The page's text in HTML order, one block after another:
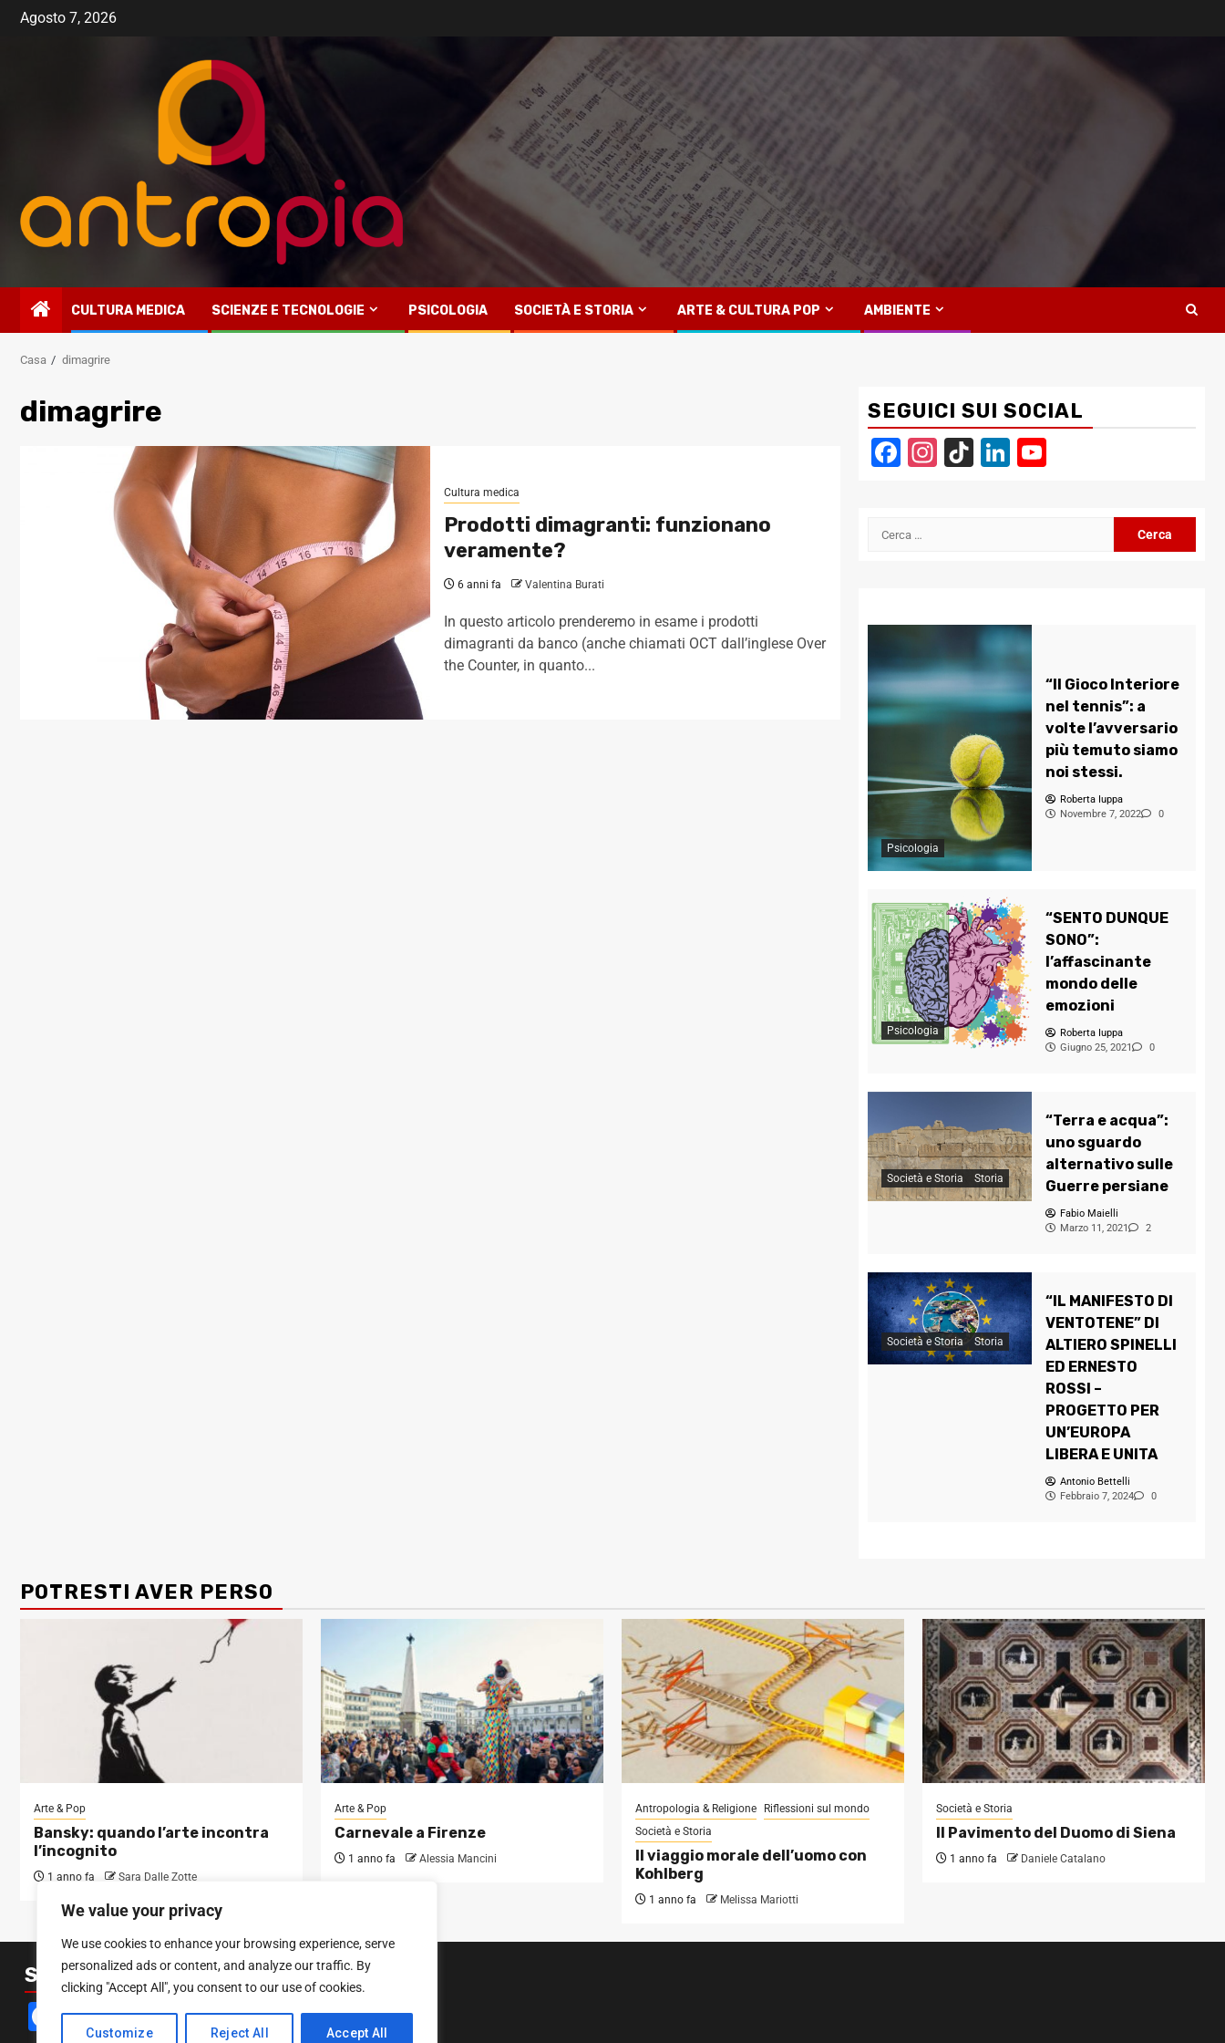
We value your privacy
We use cookies to enhance your browsing experience, serve
personalized ads or content, and analyze our traffic. By
clicking "Accept All", you consent to our use of cookies.
Customize Reject All Accept All
Agosto 7, 2026
CULTURA MEDICA SCIENZE E TECNOLOGIE PSICOLOGIA SOCIETÀ E STORIA ARTE & CULTURA POP AMBIENTE
Casa dimagrire
dimagrire
Cultura medica
Prodotti dimagranti: funzionano
veramente?
6 anni fa Valentina Burati
In questo articolo prenderemo in esame i prodotti
dimagranti da banco (anche chiamati OCT dall’inglese Over
the Counter, in quanto...
SEGUICI SUI SOCIAL
Facebook
Instagram
TikTokLinkedIn
Ricerca
Psicologia
“Il Gioco Interiore
nel tennis”: a
volte l’avversario
più temuto siamo
noi stessi.
Roberta Iuppa
Novembre 7, 2022
0
Psicologia
“SENTO DUNQUE
SONO”:
l’affascinante
mondo delle
emozioni
Roberta Iuppa
Giugno 25, 2021
0
Società e Storia Storia
“Terra e acqua”:
uno sguardo
alternativo sulle
Guerre persiane
Fabio Maielli
Marzo 11, 2021
2
Società e Storia Storia
“IL MANIFESTO DI
VENTOTENE” DI
ALTIERO SPINELLI
ED ERNESTO
ROSSI –
PROGETTO PER
UN’EUROPA
LIBERA E UNITA
Antonio Bettelli
Febbraio 7, 2024
0
POTRESTI AVER PERSO
Arte & Pop
Bansky: quando l’arte incontra
l’incognito
1 anno fa Sara Dalle Zotte
Arte & Pop
Carnevale a Firenze
1 anno fa Alessia Mancini
Antropologia & Religione
Riflessioni sul mondo
Società e Storia
Il viaggio morale dell’uomo con
Kohlberg
1 anno fa Melissa Mariotti
Società e Storia
Il Pavimento del Duomo di Siena
1 anno fa Daniele Catalano
SEGUICI SUI SOCIAL
Facebook
Instagram
YouTube